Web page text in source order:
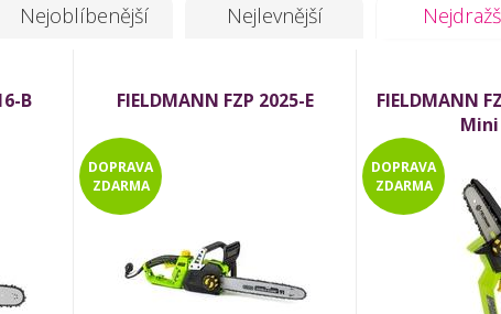
Nejoblíbenější Nejlevnější
B FIELDMANN FZP 2025-E
DOPRAVA
ZDARMA
FIELDMANN
DOPRAVA
ZDARMA